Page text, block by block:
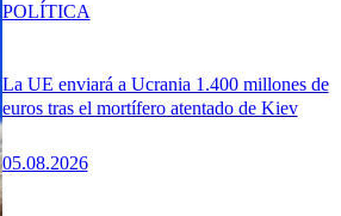
La UE enviará a Ucrania 1.400 millones de
euros tras el mortífero atentado de Kiev
05.08.2026
POLÍTICA